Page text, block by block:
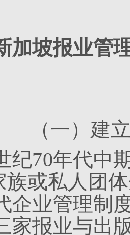
加坡报业管
（一）建
纪70年代中
族或私人团
企业管理制
家报业与出